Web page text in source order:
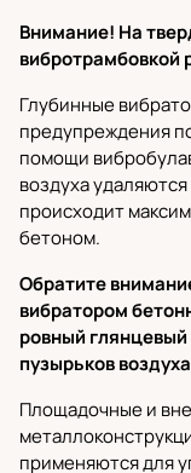
Внимание! На
вибротрамбовкой
Глубинные
предупреждения
помощи
воздуха
происходит
бетоном.
Обратите
вибратором
ровный
пузырьков
Площадочные и
применяются для